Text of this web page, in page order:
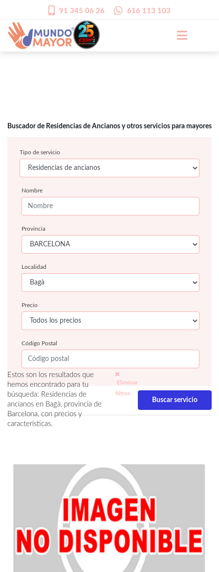
91 345 06 26 616 113 103
Buscador de Residencias de Ancianos y otros servicios para mayores
Tipo de servicio
Nombre
Provincia
Localidad
Precio
Código Postal
Estos son los resultados que
hemos encontrado para tu
búsqueda: Residencias de
ancianos en Bagà, provincia de
Barcelona, con precios y
características.
Eliminar
filtros